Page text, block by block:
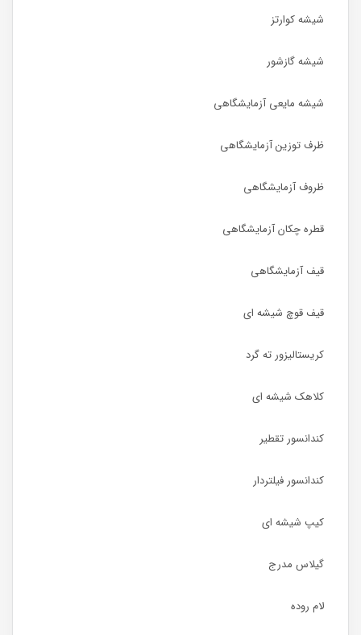
شیشه کوارتز
شیشه گازشور
شیشه مایعی آزمایشگاهی
ظرف توزین آزمایشگاهی
ظروف آزمایشگاهی
قطره چکان آزمایشگاهی
قیف آزمایشگاهی
قیف قوچ شیشه ای
کریستالیزور ته گرد
کلاهک شیشه ای
کندانسور تقطیر
کندانسور فیلتردار
کیپ شیشه ای
گیلاس مدرج
لام روده